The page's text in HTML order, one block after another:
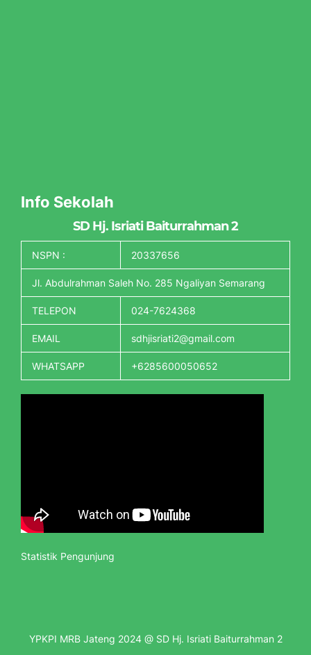
Info Sekolah
SD Hj. Isriati Baiturrahman 2
NSPN : 20337656
Jl. Abdulrahman Saleh No. 285 Ngaliyan Semarang
TELEPON 024-7624368
EMAIL sdhjisriati2@gmail.com
WHATSAPP +6285600050652
Statistik Pengunjung
YPKPI MRB Jateng 2024 @ SD Hj. Isriati Baiturrahman 2